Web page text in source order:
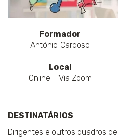
Formador
António Cardoso
Local
Online - Via Zoom
DESTINATÁRIOS
Dirigentes e outros quadros